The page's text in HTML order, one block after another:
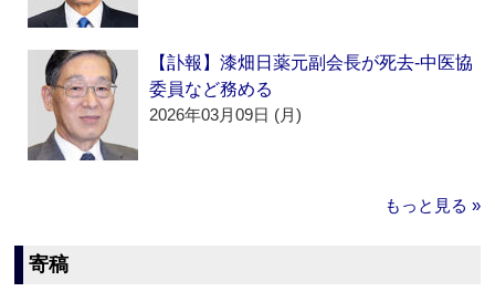
【訃報】漆畑日薬元副会長が死去‐中医協
委員など務める
2026年03月09日 (月)
もっと見る »
寄稿